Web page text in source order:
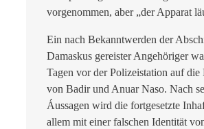
vorgenommen, aber „der Apparat
Ein nach Bekanntwerden der
Damaskus gereister Angehöriger
Tagen vor der Polizeistation auf die
von Badir und Anuar Naso. Nach
Áussagen wird die fortgesetzte
allem mit einer falschen Identität